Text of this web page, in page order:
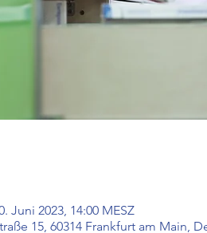
Juni 2023, 14:00 MESZ
15, 60314 Frankfurt am Main,